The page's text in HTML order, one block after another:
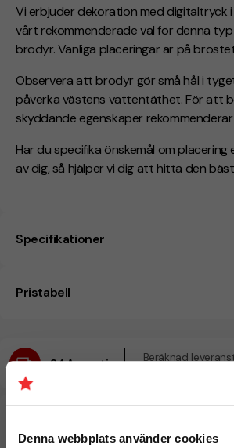
Denna webbplats använder cookies
Vi erbjuder dekoration med digitaltryck
vårt rekommenderade val för denna
brodyr. Vanliga placeringar är på
Observera att brodyr gör små hål i
påverka västens vattentäthet. För att
skyddande egenskaper
Har du specifika önskemål om placering
av dig, så hjälper vi dig att hitta den
Specifikationer
Pristabell
24 Augusti Beräknad
Snabbare leverans?